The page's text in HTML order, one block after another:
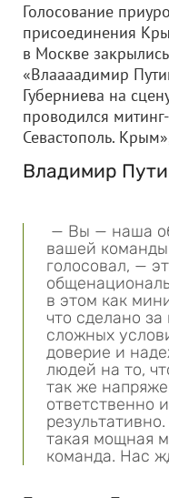
Голосование
присоединения
в Москве
«Влаааадимир
Губерниева на
проводился
Севастополь.
Владимир
— Вы — наша
вашей
голосовал, —
в этом как
что сделано
сложных
доверие и
людей на то,
так же
ответственно
такая мощная
команда. Нас